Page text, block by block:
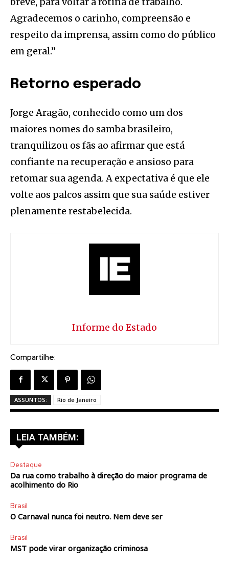
Agradecemos o carinho, compreensão e
respeito da imprensa, assim como do público
em geral.”
Retorno esperado
Jorge Aragão, conhecido como um dos
maiores nomes do samba brasileiro,
tranquilizou os fãs ao afirmar que está
confiante na recuperação e ansioso para
retomar sua agenda. A expectativa é que ele
volte aos palcos assim que sua saúde estiver
plenamente restabelecida.
Informe do Estado
Compartilhe:
ASSUNTOS: Rio de Janeiro
LEIA TAMBÉM:
Destaque
Da rua como trabalho à direção do maior programa de
acolhimento do Rio
Brasil
O Carnaval nunca foi neutro. Nem deve ser
Brasil
MST pode virar organização criminosa